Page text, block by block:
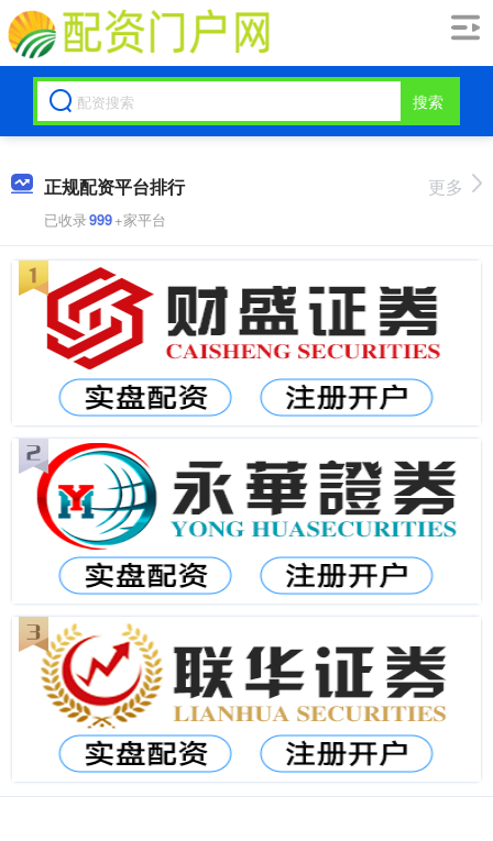
搜索
正规配资平台排行
已收录999+家平台
更多